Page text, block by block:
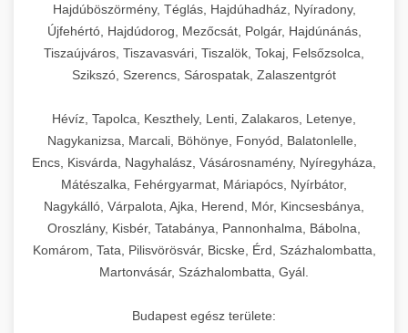
Hajdúböszörmény, Téglás, Hajdúhadház, Nyíradony,
Újfehértó, Hajdúdorog, Mezőcsát, Polgár, Hajdúnánás,
Tiszaújváros, Tiszavasvári, Tiszalök, Tokaj, Felsőzsolca,
Szikszó, Szerencs, Sárospatak, Zalaszentgrót
Hévíz, Tapolca, Keszthely, Lenti, Zalakaros, Letenye,
Nagykanizsa, Marcali, Böhönye, Fonyód, Balatonlelle,
Encs, Kisvárda, Nagyhalász, Vásárosnamény, Nyíregyháza,
Mátészalka, Fehérgyarmat, Máriapócs, Nyírbátor,
Nagykálló, Várpalota, Ajka, Herend, Mór, Kincsesbánya,
Oroszlány, Kisbér, Tatabánya, Pannonhalma, Bábolna,
Komárom, Tata, Pilisvörösvár, Bicske, Érd, Százhalombatta,
Martonvásár, Százhalombatta, Gyál.
Budapest egész területe: